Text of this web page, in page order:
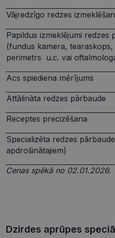
Vājredzīgo redzes
Papildus izmeklējumi redzes
(fundus kamera, tearaskops,
perimetrs u.c. vai
Acs spiediena mērījums
Attālināta redzes pārbaude
Receptes precizēšana
Specializēta redzes
apdrošinātajiem)
Cenas spēkā no 02.01.2026.
Dzirdes aprūpes